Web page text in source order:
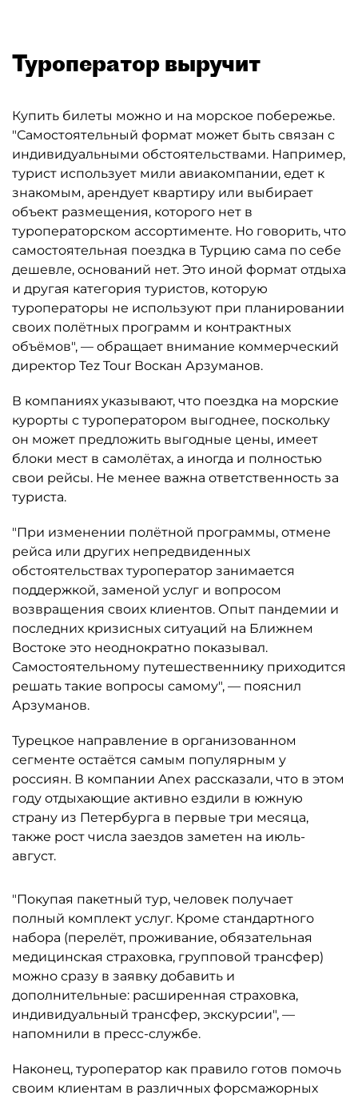
Туроператор выручит
Купить билеты можно и на морское побережье.
"Самостоятельный формат может быть связан с
индивидуальными обстоятельствами. Например,
турист использует мили авиакомпании, едет к
знакомым, арендует квартиру или выбирает
объект размещения, которого нет в
туроператорском ассортименте. Но говорить, что
самостоятельная поездка в Турцию сама по себе
дешевле, оснований нет. Это иной формат отдыха
и другая категория туристов, которую
туроператоры не используют при планировании
своих полётных программ и контрактных
объёмов", — обращает внимание коммерческий
директор Tez Tour Воскан Арзуманов.
В компаниях указывают, что поездка на морские
курорты с туроператором выгоднее, поскольку
он может предложить выгодные цены, имеет
блоки мест в самолётах, а иногда и полностью
свои рейсы. Не менее важна ответственность за
туриста.
"При изменении полётной программы, отмене
рейса или других непредвиденных
обстоятельствах туроператор занимается
поддержкой, заменой услуг и вопросом
возвращения своих клиентов. Опыт пандемии и
последних кризисных ситуаций на Ближнем
Востоке это неоднократно показывал.
Самостоятельному путешественнику приходится
решать такие вопросы самому", — пояснил
Арзуманов.
Турецкое направление в организованном
сегменте остаётся самым популярным у
россиян. В компании Anex рассказали, что в этом
году отдыхающие активно ездили в южную
страну из Петербурга в первые три месяца,
также рост числа заездов заметен на июль-
август.
"Покупая пакетный тур, человек получает
полный комплект услуг. Кроме стандартного
набора (перелёт, проживание, обязательная
медицинская страховка, групповой трансфер)
можно сразу в заявку добавить и
дополнительные: расширенная страховка,
индивидуальный трансфер, экскурсии", —
напомнили в пресс-службе.
Наконец, туроператор как правило готов помочь
своим клиентам в различных форсмажорных